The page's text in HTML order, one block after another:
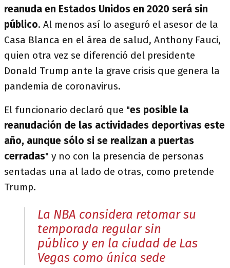
reanuda en Estados Unidos en 2020 será sin
público. Al menos así lo aseguró el asesor de la
Casa Blanca en el área de salud, Anthony Fauci,
quien otra vez se diferenció del presidente
Donald Trump ante la grave crisis que genera la
pandemia de coronavirus.
El funcionario declaró que "es posible la
reanudación de las actividades deportivas este
año, aunque sólo si se realizan a puertas
cerradas" y no con la presencia de personas
sentadas una al lado de otras, como pretende
Trump.
La NBA considera retomar su
temporada regular sin
público y en la ciudad de Las
Vegas como única sede